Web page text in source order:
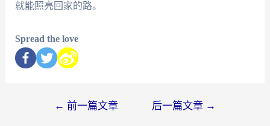
就能照亮回家的路。
Spread the love
← 前一篇文章 后一篇文章 →